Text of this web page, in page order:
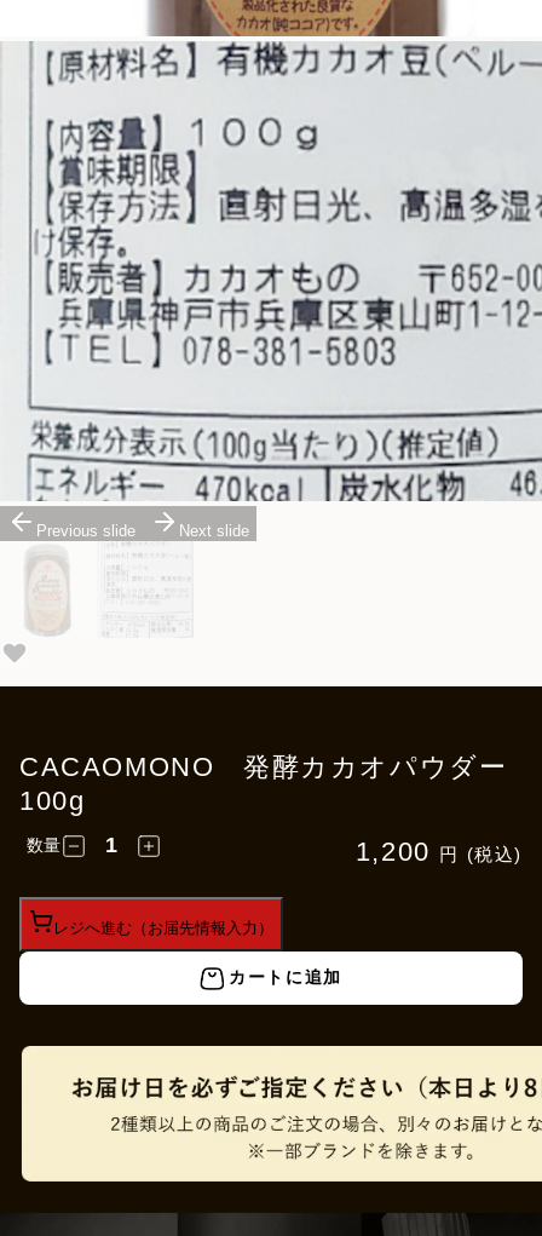
Previous slide Next slide
CACAOMONO 発酵カカオパウダー
100g
1,200 円 (税込)
数量
レジへ進む（お届先情報入力）
カートに追加